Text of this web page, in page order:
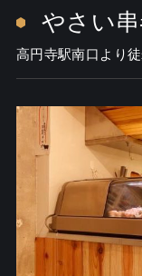
やさい
高円寺駅南口より